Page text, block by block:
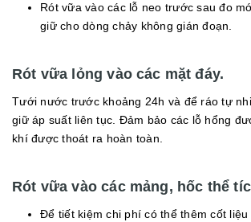
Rót vữa vào các lỗ neo trước sau đo
giữ cho dòng chảy không gián đoạn.
Rót vữa lỏng vào các mặt đáy.
Tưới nước trước khoảng 24h và để ráo tự
giữ áp suất liên tục. Đảm bảo các lỗ hổng
khí được thoát ra hoàn toàn.
Rót vữa vào các mảng, hốc thể
Để tiết kiệm chi phí có thể thêm cốt